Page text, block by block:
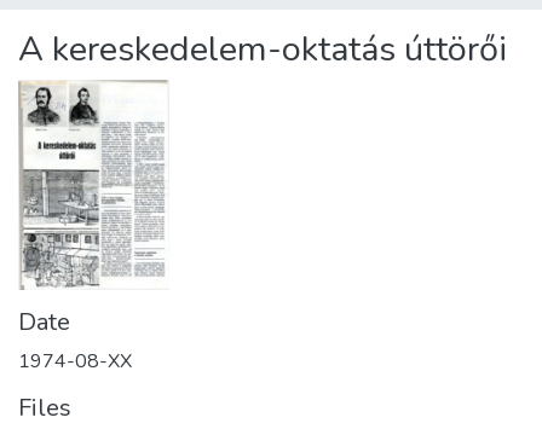
About us
A kereskedelem-oktatás úttörői
Date
1974-08-XX
Files